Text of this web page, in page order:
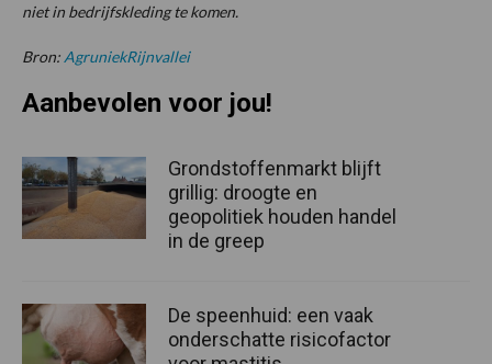
niet in bedrijfskleding te komen.
Bron: AgruniekRijnvallei
Aanbevolen voor jou!
Grondstoffenmarkt blijft
grillig: droogte en
geopolitiek houden handel
in de greep
De speenhuid: een vaak
onderschatte risicofactor